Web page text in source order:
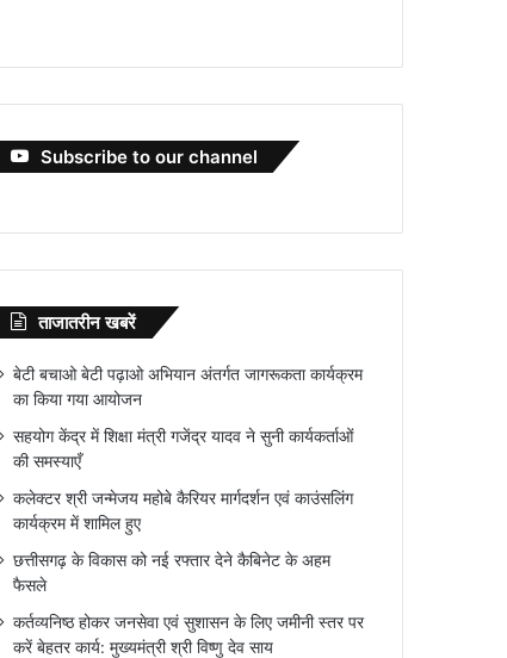
Subscribe to our channel
ताजातरीन खबरें
बेटी बचाओ बेटी पढ़ाओ अभियान अंतर्गत जागरूकता कार्यक्रम
का किया गया आयोजन
सहयोग केंद्र में शिक्षा मंत्री गजेंद्र यादव ने सुनी कार्यकर्ताओं
की समस्याएँ
कलेक्टर श्री जन्मेजय महोबे कैरियर मार्गदर्शन एवं काउंसलिंग
कार्यक्रम में शामिल हुए
छत्तीसगढ़ के विकास को नई रफ्तार देने कैबिनेट के अहम
फैसले
कर्तव्यनिष्ठ होकर जनसेवा एवं सुशासन के लिए जमीनी स्तर पर
करें बेहतर कार्य: मुख्यमंत्री श्री विष्णु देव साय